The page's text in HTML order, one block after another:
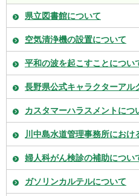
県立図書館について
空気清浄機の設置について
平和の波を起こすことについ
長野県公式キャラクターアル
カスタマーハラスメントにつ
川中島水道管理事務所におけ
婦人科がん検診の補助につい
ガソリンカルテルについて